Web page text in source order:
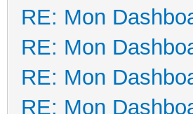
RE: Mon
RE: Mon
RE: Mon
RE: Mon